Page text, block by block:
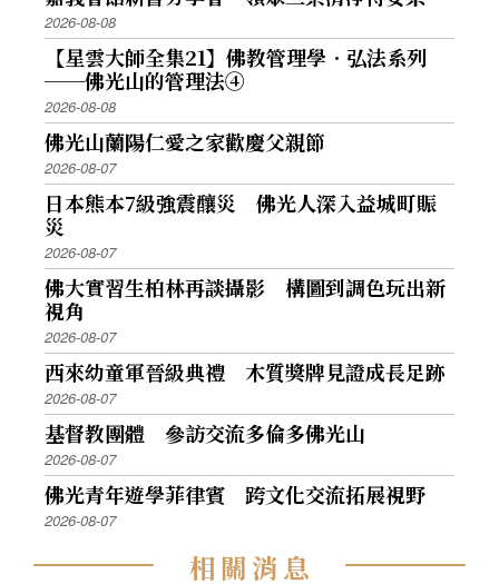
2026-08-08
【星雲大師全集21】佛教管理學．弘法系列
──佛光山的管理法④
2026-08-08
佛光山蘭陽仁愛之家歡慶父親節
2026-08-07
日本熊本7級強震釀災 佛光人深入益城町賑
災
2026-08-07
佛大實習生柏林再談攝影 構圖到調色玩出新
視角
2026-08-07
西來幼童軍晉級典禮 木質獎牌見證成長足跡
2026-08-07
基督教團體 參訪交流多倫多佛光山
2026-08-07
佛光青年遊學菲律賓 跨文化交流拓展視野
2026-08-07
相關消息